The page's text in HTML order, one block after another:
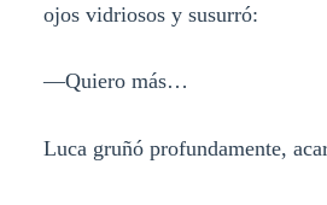
ojos vidriosos y susurró:
—Quiero más…
Luca gruñó profundamente,